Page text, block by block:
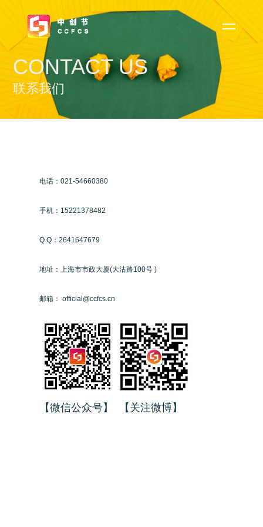
CONTACT US
联系我们
电话：021-54660380
手机：15221378482
Q Q：2641647679
地址：上海市市政大厦(大沽路100号 )
邮箱： official@ccfcs.cn
【微信公众号】 【关注微博】